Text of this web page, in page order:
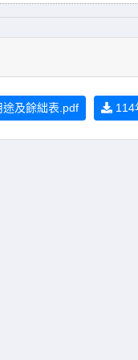
及餘絀表.pdf 114